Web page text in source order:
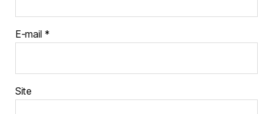
E-mail *
Site